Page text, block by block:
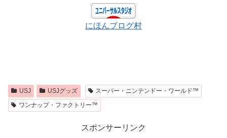
にほんブログ村
USJ USJグッズ
スーパー・ニンテンドー・ワールド™
ワンナップ・ファクトリー™
スポンサーリンク